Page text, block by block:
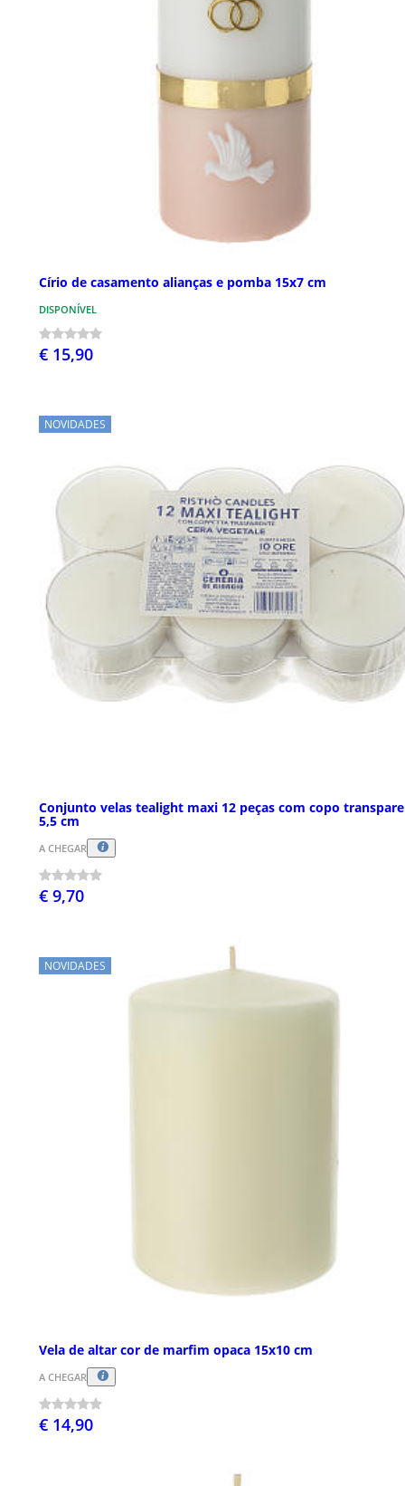
Círio de casamento alianças e pomba 15x7 cm
DISPONÍVEL
€ 15,90
NOVIDADES
Conjunto velas tealight maxi 12 peças com copo
5,5 cm
A CHEGAR
€ 9,70
NOVIDADES
Vela de altar cor de marfim opaca 15x10 cm
A CHEGAR
€ 14,90